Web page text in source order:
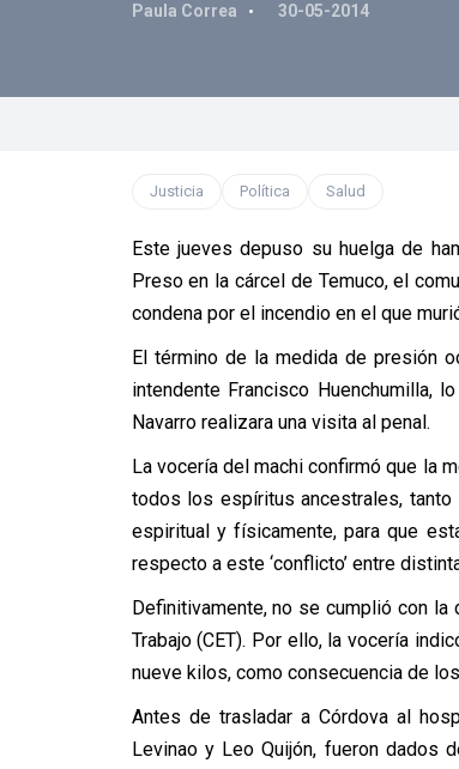
Paula Correa 30-05-2014
Justicia Política Salud
Este jueves depuso su huelga de
Preso en la cárcel de Temuco, el
condena por el incendio en el que
El término de la medida de presión
intendente Francisco Huenchumilla,
Navarro realizara una visita al penal.
La vocería del machi confirmó que la
todos los espíritus ancestrales,
espiritual y físicamente, para que
respecto a este ‘conflicto’ entre
Definitivamente, no se cumplió con
Trabajo (CET). Por ello, la vocería
nueve kilos, como consecuencia de
Antes de trasladar a Córdova al
Levinao y Leo Quijón, fueron dados